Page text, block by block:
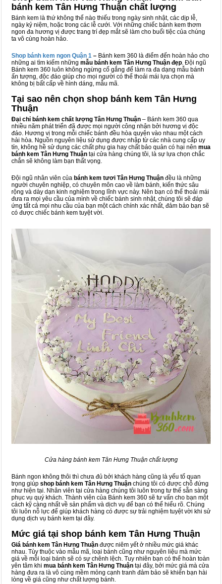
bánh kem Tân Hưng Thuận chất lượng
Bánh kem là thứ không thể nào thiếu trong ngày sinh nhật, các dịp lễ,
ngày kỷ niệm, hoặc trong các lễ cưới. Với những chiếc bánh kem thơm
ngon đa hương vị được trang trí đẹp mắt sẽ làm cho buổi tiệc của chúng
ta vô cùng hoàn hảo.
Shop bánh kem ngon Quận 1 – Bánh kem 360 là điểm đến hoàn hảo cho
những ai tìm kiếm những mẫu bánh kem Tân Hưng Thuận đẹp. Đội ngũ
Bánh kem 360 luôn không ngừng cố gắng để làm ra đa dạng mẫu bánh
ấn tượng, độc đáo giúp cho mọi người có thể thoải mái lựa chọn mà
không bị bất cấp về hình dáng, mẫu mã.
Tại sao nên chọn shop bánh kem Tân Hưng
Thuận
Đại chỉ bánh kem chất lượng Tân Hưng Thuận – Bánh kem 360 qua
nhiều năm phát triển đã được mọi người công nhận bởi hương vị độc
đáo. Hương vị trong mỗi chiếc bánh đều hòa quyện vào nhau một cách
hài hòa. Nguồn nguyên liệu sử dụng được nhập từ các nhà cung cấp uy
tín, không hề sử dụng các chất phụ gia hay chất bảo quản có hại nên mua
bánh kem Tân Hưng Thuận tại cửa hàng chúng tôi, là sự lựa chọn chắc
chắn sẽ không làm bạn thất vọng.
Đội ngũ nhân viên của bánh kem tươi Tân Hưng Thuận đều là những
người chuyên nghiệp, có chuyên môn cao về làm bánh, kiến thức sâu
rộng và dày dạn kinh nghiệm trong lĩnh vực này. Nên bạn có thể thoải mái
đưa ra mọi yêu cầu của mình về chiếc bánh sinh nhật, chúng tôi sẽ đáp
ứng tất cả mọi nhu cầu của bạn một cách chính xác nhất, đảm bảo bạn sẽ
có được chiếc bánh kem tuyệt vời.
Cửa hàng bánh kem Tân Hưng Thuận chất lượng
Bánh ngon không thôi thì chưa đủ bởi khách hàng cũng là yếu tố quan
trọng giúp shop bánh kem Tân Hưng Thuận chúng tôi có được chỗ đứng
như hiện tại. Nhân viên tại cửa hàng chúng tôi luôn trong tư thế sẵn sàng
phục vụ quý khách. Thành viên của Bánh kem 360 sẽ tư vấn cho bạn một
cách kỹ càng nhất về sản phẩm và dịch vụ để bạn có thể hiểu rõ. Chúng
tôi luôn nỗ lực để giúp khách hàng có được sự trải nghiệm tuyệt vời khi sử
dụng dịch vụ bánh kem tại đây.
Mức giá tại shop bánh kem Tân Hưng Thuận
Giá bánh kem Tân Hưng Thuận được niêm yết ở nhiều mức giá khác
nhau. Tùy thuộc vào mẫu mã, loại bánh cũng như nguyên liệu mà mức
giá về mỗi loại bánh sẽ có sự chênh lệch. Tuy nhiên bạn có thể hoàn toàn
yên tâm khi mua bánh kem Tân Hưng Thuận tại đây, bởi mức giá mà cửa
hàng đưa ra là vô cùng mềm mỏng cạnh tranh đảm bảo sẽ khiến bạn hài
lòng về giá cũng như chất lượng bánh.